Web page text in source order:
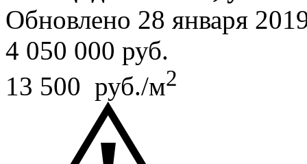
Обновлено 28 января
4 050 000 руб.
13 500 руб./м2